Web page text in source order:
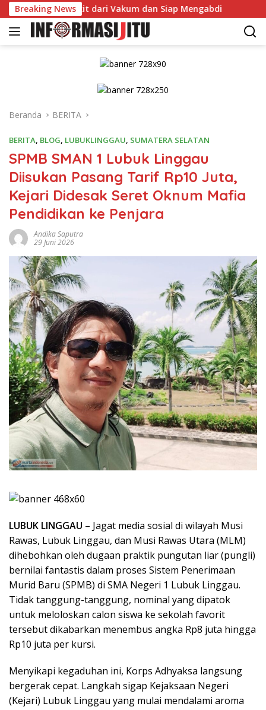
Langsung
ke
konten
Breaking News
Bangkit dari Vakum dan Siap Mengabdi Dikonfirmasi
Beranda BERITA
BERITA BLOG LUBUKLINGGAU SUMATERA SELATAN
SPMB SMAN 1 Lubuk Linggau
Diisukan Pasang Tarif Rp10 Juta,
Kejari Didesak Seret Oknum Mafia
Pendidikan ke Penjara
Andika Saputra
29 Juni 2026
LUBUK LINGGAU – Jagat media sosial di wilayah Musi
Rawas, Lubuk Linggau, dan Musi Rawas Utara (MLM)
dihebohkan oleh dugaan praktik pungutan liar (pungli)
bernilai fantastis dalam proses Sistem Penerimaan
Murid Baru (SPMB) di SMA Negeri 1 Lubuk Linggau.
Tidak tanggung-tanggung, nominal yang dipatok
untuk meloloskan calon siswa ke sekolah favorit
tersebut dikabarkan menembus angka Rp8 juta hingga
Rp10 juta per kursi.
​Menyikapi kegaduhan ini, Korps Adhyaksa langsung
bergerak cepat. Langkah sigap Kejaksaan Negeri
(Kejari) Lubuk Linggau yang mulai mendalami aroma